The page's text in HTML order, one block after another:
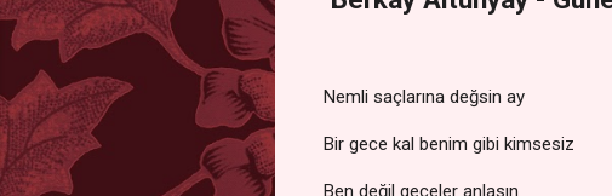
Nemli saçlarına değsin ay
Bir gece kal benim gibi kimsesiz
Ben değil geceler anlasın